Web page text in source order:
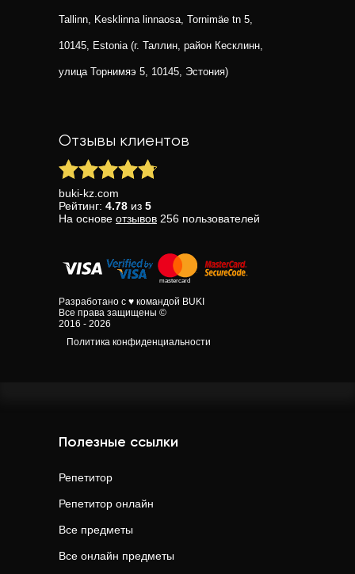
Tallinn, Kesklinna linnaosa, Tornimäe tn 5,
10145, Estonia (г. Таллин, район Кесклинн,
улица Торнимяэ 5, 10145, Эстония)
Отзывы клиентов
buki-kz.com
Рейтинг: 4.78 из 5
На основе отзывов 256 пользователей
Разработано с ♥ командой BUKI
Все права защищены ©
2016 - 2026
Политика конфиденциальности
Полезные ссылки
Репетитор
Репетитор онлайн
Все предметы
Все онлайн предметы